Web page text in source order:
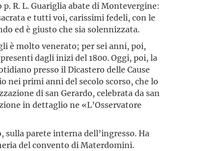
R. L. Guariglia abate di Montevergine:
e tutti voi, carissimi fedeli, con le
ed è giusto che sia solennizzata.
è molto venerato; per sei anni, poi,
dagli inizi del 1800. Oggi, poi, la
presso il Dicastero delle Cause
nei primi anni del secolo scorso, che lo
di san Gerardo, celebrata da san
in dettaglio ne «L’Osservatore
parete interna dell’ingresso. Ha
del convento di Materdomini.